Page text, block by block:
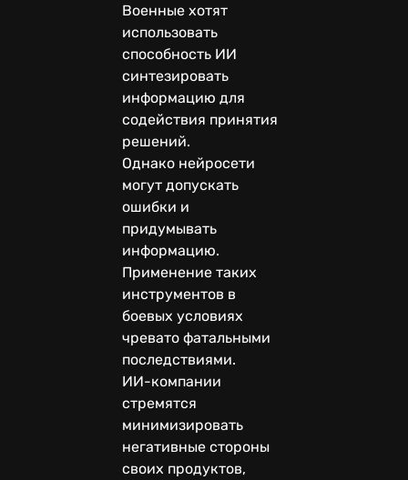
Военные хотят
использовать
способность ИИ
синтезировать
информацию для
содействия принятия
решений.
Однако нейросети
могут допускать
ошибки и
придумывать
информацию.
Применение таких
инструментов в
боевых условиях
чревато фатальными
последствиями.
ИИ-компании
стремятся
минимизировать
негативные стороны
своих продуктов,